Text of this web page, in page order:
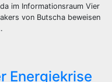
im Informationsraum Vier
von Butscha beweisen
Energiekrise